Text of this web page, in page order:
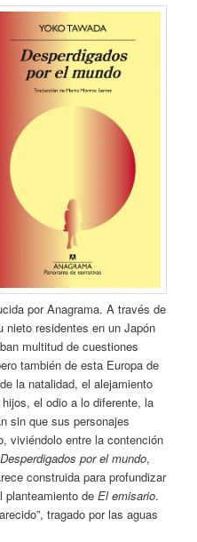
por Anagrama. A través de
residentes en un Japón
multitud de cuestiones
también de esta Europa de
la natalidad, el alejamiento
el odio a lo diferente, la
sin que sus personajes
viviéndolo entre la contención
Desperdigados por el mundo,
construida para profundizar
planteamiento deEl emisario.
tragado por las aguas